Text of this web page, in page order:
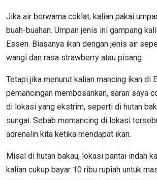
Jika air berwarna coklat, kalian pakai
buah-buahan. Umpan jenis ini gampang
Essen. Biasanya ikan dengan jenis air
wangi dan rasa strawberry atau pisang.
Tetapi jika menurut kalian mancing ikan di
pemancingan membosankan, saran saya
di lokasi yang ekstrim, seperti di hutan
sungai. Sebab memancing di lokasi
adrenalin kita ketika mendapat ikan.
Misal di hutan bakau, lokasi pantai indah
kalian cukup bayar 10 ribu rupiah untuk